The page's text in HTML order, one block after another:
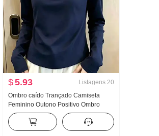
$5.93 Listagens 20
Ombro caído Trançado Camiseta
Feminino Outono Positivo Ombro
Ajustado Único Bonita Gigante Boa
aparência Dentro Pegue Manga
longa Top Camiseta de base